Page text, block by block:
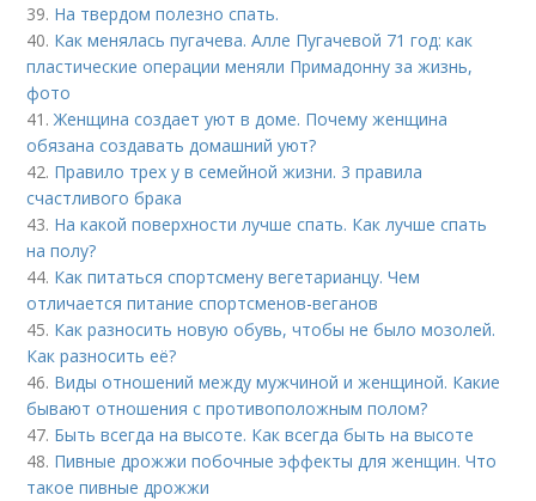
39. На твердом полезно спать.
40. Как менялась пугачева. Алле Пугачевой 71 год: как
пластические операции меняли Примадонну за жизнь,
фото
41.Женщина создает уют в доме. Почему женщина
обязана создавать домашний уют?
42. Правило трех у в семейной жизни. 3 правила
счастливого брака
43. На какой поверхности лучше спать. Как лучше спать
на полу?
44. Как питаться спортсмену вегетарианцу. Чем
отличается питание спортсменов-веганов
45. Как разносить новую обувь, чтобы не было мозолей.
Как разносить её?
46. Виды отношений между мужчиной и женщиной. Какие
бывают отношения с противоположным полом?
47. Быть всегда на высоте. Как всегда быть на высоте
48. Пивные дрожжи побочные эффекты для женщин. Что
такое пивные дрожжи